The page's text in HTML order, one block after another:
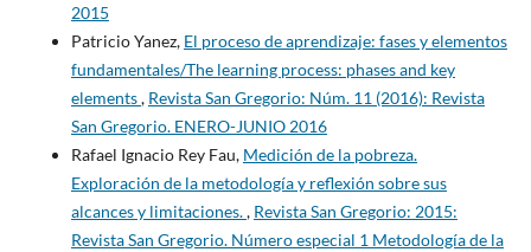
2015
Patricio Yanez, El proceso de aprendizaje: fases y elementos
fundamentales/The learning process: phases and key
elements, Revista San Gregorio: Núm. 11 (2016): Revista
San Gregorio. ENERO-JUNIO 2016
Rafael Ignacio Rey Fau, Medición de la pobreza.
Exploración de la metodología y reflexión sobre sus
alcances y limitaciones., Revista San Gregorio: 2015:
Revista San Gregorio. Número especial 1 Metodología de la